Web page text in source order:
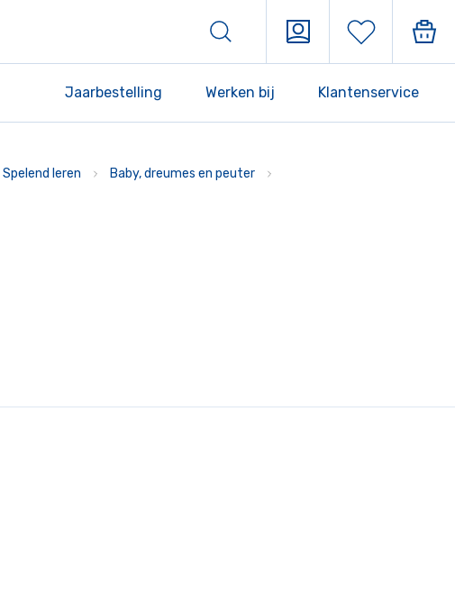
Jaarbestelling Werken bij Klantenservice
Spelend leren
Baby, dreumes en peuter